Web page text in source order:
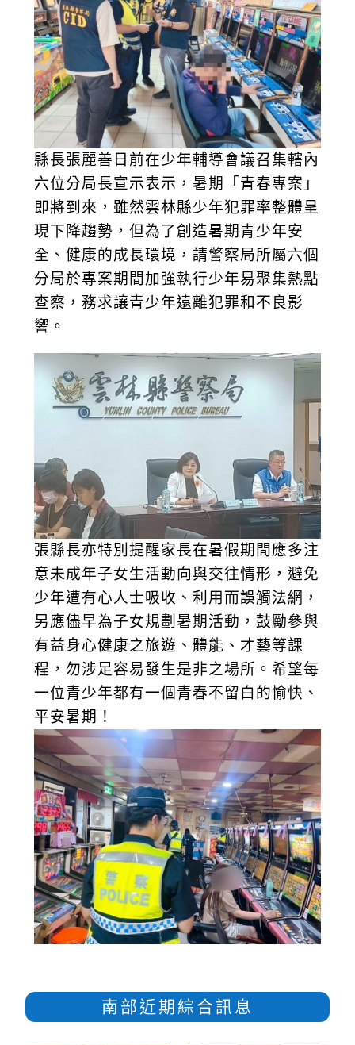
縣長張麗善日前在少年輔導會議召集轄內
六位分局長宣示表示，暑期「青春專案」
即將到來，雖然雲林縣少年犯罪率整體呈
現下降趨勢，但為了創造暑期青少年安
全、健康的成長環境，請警察局所屬六個
分局於專案期間加強執行少年易聚集熱點
查察，務求讓青少年遠離犯罪和不良影
響。
張縣長亦特別提醒家長在暑假期間應多注
意未成年子女生活動向與交往情形，避免
少年遭有心人士吸收、利用而誤觸法網，
另應儘早為子女規劃暑期活動，鼓勵參與
有益身心健康之旅遊、體能、才藝等課
程，勿涉足容易發生是非之場所。希望每
一位青少年都有一個青春不留白的愉快、
平安暑期！
南部近期綜合訊息